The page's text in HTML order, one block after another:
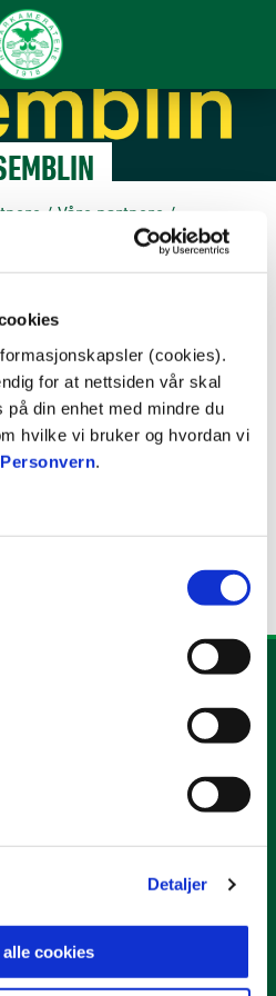
(cookies).
for at nettsiden vår skal
din enhet med mindre du
hvilke vi bruker og hvordan vi
Personvern.
Detaljer
cookies
/ Våre partnere /
Bedriftspartner
www.assemblin.no
Twitter/X
TikTok